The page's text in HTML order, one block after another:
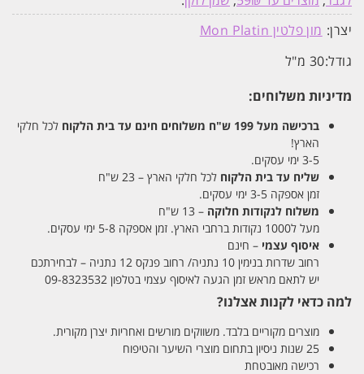
יצרן: מון פלטין Mon Platin
גודל:30 מ"ל
מדיניות משלוחים:
ברכישה מעל 199 ש"ח משלוחים חינם עד בית הלקוח לכל חלקי
הארץ!
3-5 ימי עסקים.
שליח עד בית הלקוח לכל חלקי הארץ – 23 ש"ח
זמן אספקה 3-5 ימי עסקים.
משלוח לנקודות חלוקה – 13 ש"ח
מעל ל1000 נקודות ברחבי הארץ. זמן אספקה 5-8 ימי עסקים.
איסוף עצמי – חינם
רחוב שדרות בנימין 10 נתניה/ רחוב פנקס 12 נתניה – לבחירתכם
יש לתאם מראש זמן הגעה לאיסוף עצמי בטלפון 09-8323532
למה כדאי לקנות אצלנו?
מוצרים מקוריים בלבד. משווקים מורשים ואחריות יצרן מקורית.
25 שנות ניסיון בתחום מוצרי השיער והטיפוח
רכישה מאובטחת